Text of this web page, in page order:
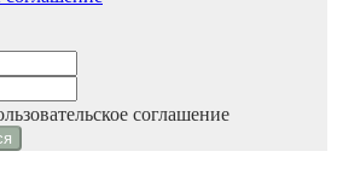
соглашение